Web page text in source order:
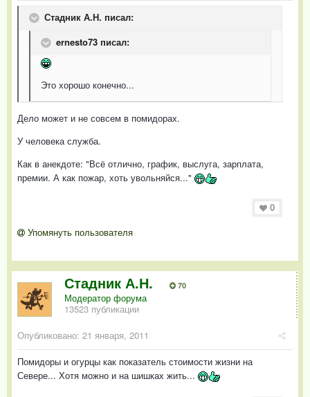
Стадник А.Н. писал:
ernesto73 писал:
Это хорошо конечно...
Дело может и не совсем в помидорах.
У человека служба.
Как в анекдоте: "Всё отлично, график, выслуга, зарплата,
премии. А как пожар, хоть увольняйся..."
0
Упомянуть пользователя
Стадник А.Н. 70
Модератор форума
13523 публикации
Опубликовано: 21 января, 2011
Помидоры и огурцы как показатель стоимости жизни на
Севере... Хотя можно и на шишках жить...